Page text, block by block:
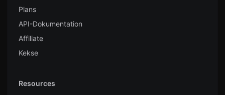
Plans
API-Dokumentation
Affiliate
Kekse
Resources